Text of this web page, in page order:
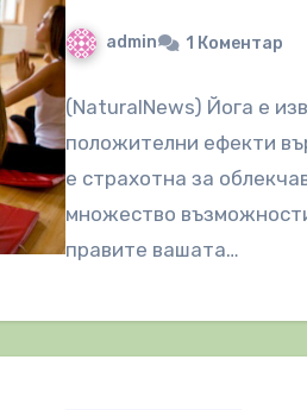
admin 1 Коментар
(NaturalNews) Йога е
положителни ефекти
е страхотна за
множество
правите вашата…